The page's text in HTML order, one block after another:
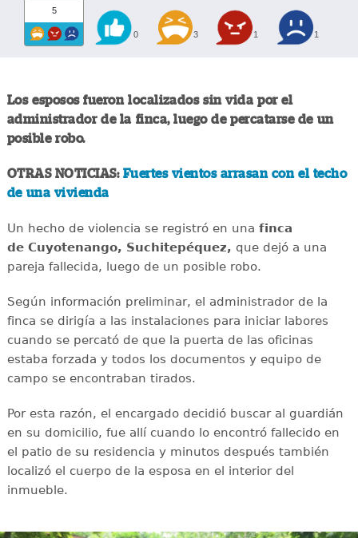
5
0 3 1 1
Los esposos fueron localizados sin vida por el
administrador de la finca, luego de percatarse de un
posible robo.
OTRAS NOTICIAS: Fuertes vientos arrasan con el techo
de una vivienda
Un hecho de violencia se registró en una finca
de Cuyotenango, Suchitepéquez, que dejó a una
pareja fallecida, luego de un posible robo.
Según información preliminar, el administrador de la
finca se dirigía a las instalaciones para iniciar labores
cuando se percató de que la puerta de las oficinas
estaba forzada y todos los documentos y equipo de
campo se encontraban tirados.
Por esta razón, el encargado decidió buscar al guardián
en su domicilio, fue allí cuando lo encontró fallecido en
el patio de su residencia y minutos después también
localizó el cuerpo de la esposa en el interior del
inmueble.